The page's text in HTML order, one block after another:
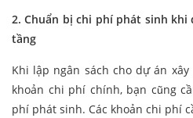
2. Chuẩn bị chi phí phát sinh
tầng
Khi lập ngân sách cho dự án
khoản chi phí chính, bạn cũng
phí phát sinh. Các khoản chi phí